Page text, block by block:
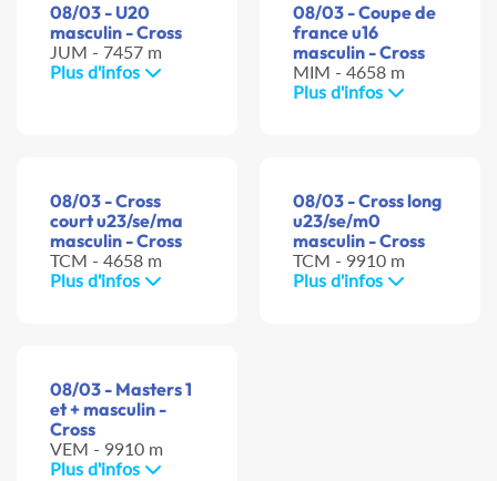
08/03 - U20
masculin - Cross
JUM - 7457 m
Plus d'infos
08/03 - Coupe de
france u16
masculin - Cross
MIM - 4658 m
Plus d'infos
08/03 - Cross
court u23/se/ma
masculin - Cross
TCM - 4658 m
Plus d'infos
08/03 - Cross long
u23/se/m0
masculin - Cross
TCM - 9910 m
Plus d'infos
08/03 - Masters 1
et + masculin -
Cross
VEM - 9910 m
Plus d'infos